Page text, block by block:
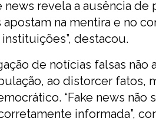
news revela a ausência
na mentira e no
destacou.
de notícias falsas não
ao distorcer fatos,
“Fake news não
informada”,